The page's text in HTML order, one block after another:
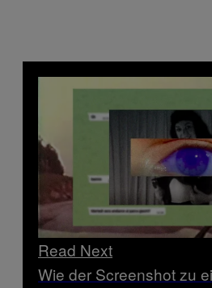
Read Next
Wie der Screenshot zu